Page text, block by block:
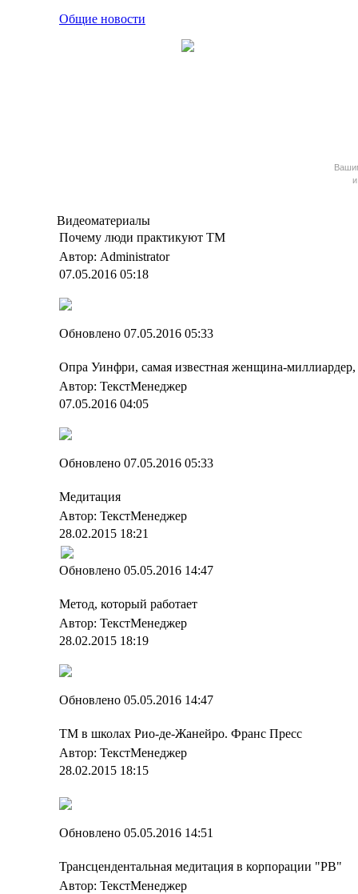
Общие новости
Видеоматериалы
Почему люди практикуют ТМ
Автор: Administrator
07.05.2016 05:18
Обновлено 07.05.2016 05:33
Опра Уинфри, самая известная женщина-
Автор: ТекстМенеджер
07.05.2016 04:05
Обновлено 07.05.2016 05:33
Медитация
Автор: ТекстМенеджер
28.02.2015 18:21
Обновлено 05.05.2016 14:47
Метод, который работает
Автор: ТекстМенеджер
28.02.2015 18:19
Обновлено 05.05.2016 14:47
ТМ в школах Рио-де-Жанейро. Франс Пресс
Автор: ТекстМенеджер
28.02.2015 18:15
Обновлено 05.05.2016 14:51
Трансцендентальная медитация в корпорации "PB"
Автор: ТекстМенеджер